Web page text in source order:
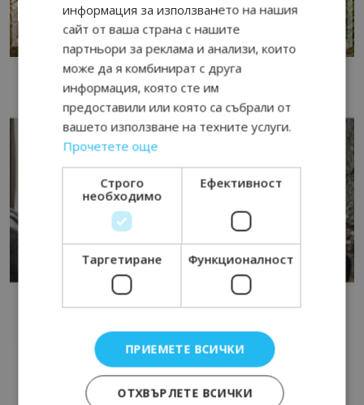
информация за използването на нашия
сайт от ваша страна с нашите
партньори за реклама и анализи, които
може да я комбинират с друга
информация, която сте им
предоставили или която са събрали от
вашето използване на техните услуги.
Прочетете още
Строго
необходимо
Ефективност
Таргетиране Функционалност
ПРИЕМЕТЕ ВСИЧКИ
ОТХВЪРЛЕТЕ ВСИЧКИ